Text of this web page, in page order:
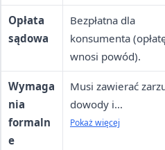
trybu zwykłego,
egzekucja
wstrzymana
automatycznie.
Opłata
sądowa
Bezpłatna dla
konsumenta
wnosi powód).
Wymaga
nia
formaln
e
Musi zawierać
dowody i
uzasadnienie; brak
Pokaż więcej